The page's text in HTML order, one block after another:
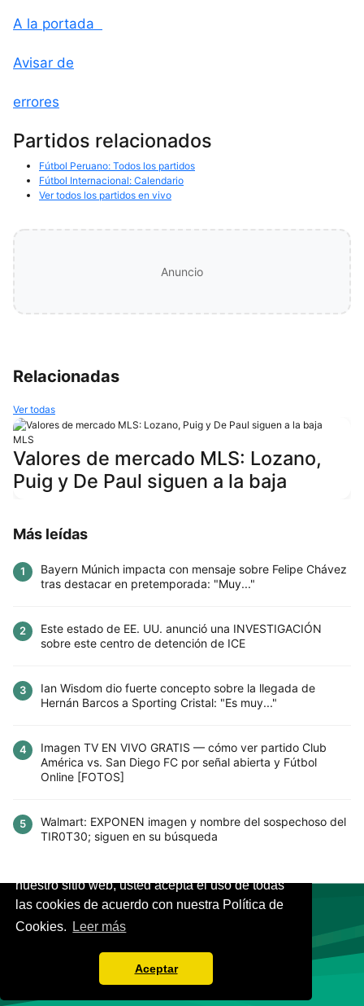
Este sitio utiliza cookies para mejorar la
nuestro sitio web, usted acepta el uso de todas
las cookies de acuerdo con nuestra Política de
Cookies.
Leer más
Aceptar
A la portada
Avisar de
errores
Partidos relacionados
Fútbol Peruano: Todos los partidos
Fútbol Internacional: Calendario
Ver todos los partidos en vivo
Anuncio
Relacionadas
Ver todas
MLS
Valores de mercado MLS: Lozano,
Puig y De Paul siguen a la baja
Más leídas
1
Bayern Múnich impacta con mensaje sobre Felipe Chávez
tras destacar en pretemporada: "Muy..."
2
Este estado de EE. UU. anunció una INVESTIGACIÓN
sobre este centro de detención de ICE
3
Ian Wisdom dio fuerte concepto sobre la llegada de
Hernán Barcos a Sporting Cristal: "Es muy..."
4
Imagen TV EN VIVO GRATIS — cómo ver partido Club
América vs. San Diego FC por señal abierta y Fútbol
Online [FOTOS]
5
Walmart: EXPONEN imagen y nombre del sospechoso del
TIR0T30; siguen en su búsqueda